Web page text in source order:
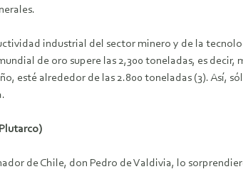
industrial del sector minero y de la
de oro supere las 2,300 toneladas, es
esté alrededor de las 2.800 toneladas (3). Así,
de Chile, don Pedro de Valdivia, lo